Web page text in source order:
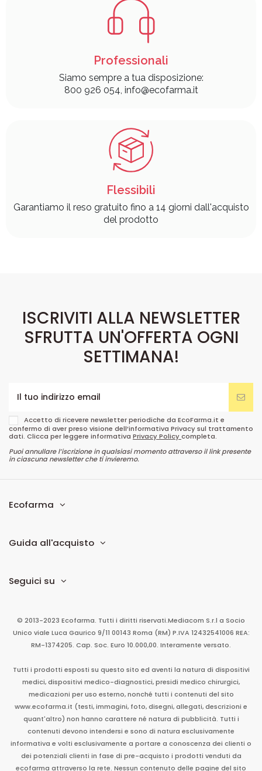
Professionali
Siamo sempre a tua disposizione:
800 926 054, info@ecofarma.it
Flessibili
Garantiamo il reso gratuito fino a 14 giorni dall'acquisto
del prodotto
ISCRIVITI ALLA NEWSLETTER
SFRUTTA UN'OFFERTA OGNI
SETTIMANA!
Accetto di ricevere newsletter periodiche da EcoFarma.it e
confermo di aver preso visione dell’informativa Privacy sul trattamento
dati. Clicca per leggere informativa Privacy Policycompleta.
Puoi annullare l’iscrizione in qualsiasi momento attraverso il link presente
in ciascuna newsletter che ti invieremo.
Ecofarma
Guida all'acquisto
Seguici su
© 2013-2023 Ecofarma. Tutti i diritti riservati.Mediacom S.r.l a Socio
Unico viale Luca Gaurico 9/11 00143 Roma (RM) P.IVA 12432541006 REA:
RM-1374205. Cap. Soc. Euro 10.000,00. Interamente versato.
Tutti i prodotti esposti su questo sito ed aventi la natura di dispositivi
medici, dispositivi medico-diagnostici, presidi medico chirurgici,
medicazioni per uso esterno, nonché tutti i contenuti del sito
www.ecofarma.it (testi, immagini, foto, disegni, allegati, descrizioni e
quant'altro) non hanno carattere né natura di pubblicità. Tutti i
contenuti devono intendersi e sono di natura esclusivamente
informativa e volti esclusivamente a portare a conoscenza dei clienti o
dei potenziali clienti in fase di pre-acquisto i prodotti venduti da
ecofarma attraverso la rete. Nessun contenuto delle pagine del sito